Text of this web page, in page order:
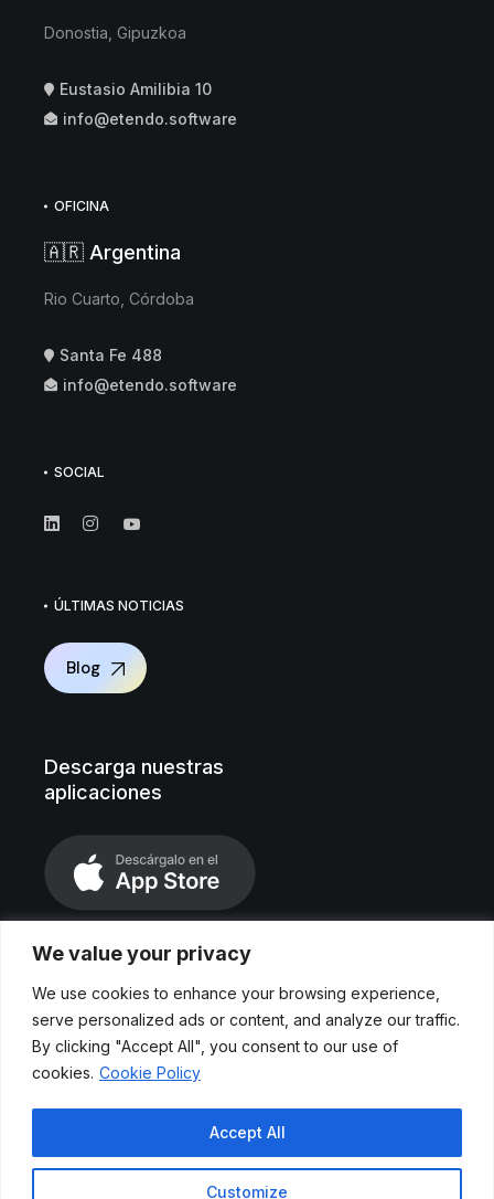
We value your privacy
We use cookies to enhance your browsing experience,
serve personalized ads or content, and analyze our traffic.
By clicking "Accept All", you consent to our use of
cookies. Cookie Policy
Customize
Accept All
Donostia, Gipuzkoa
Eustasio Amilibia 10
info@etendo.software
OFICINA
🇦🇷 Argentina
Rio Cuarto, Córdoba
Santa Fe 488
info@etendo.software
SOCIAL
ÚLTIMAS NOTICIAS
Blog
Descarga nuestras
aplicaciones
Políticas de privacidad